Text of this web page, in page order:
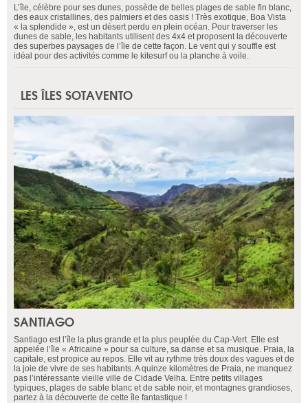
L’île, célèbre pour ses dunes, possède de belles plages de sable fin blanc,
des eaux cristallines, des palmiers et des oasis ! Très exotique, Boa Vista
« la splendide », est un désert perdu en plein océan. Pour traverser les
dunes de sable, les habitants utilisent des 4x4 et proposent la découverte
des superbes paysages de l’île de cette façon. Le vent qui y souffle est
idéal pour des activités comme le kitesurf ou la planche à voile.
LES ÎLES SOTAVENTO
SANTIAGO
Santiago est l’île la plus grande et la plus peuplée du Cap-Vert. Elle est
appelée l’île « Africaine » pour sa culture, sa danse et sa musique. Praia, la
capitale, est propice au repos. Elle vit au rythme très doux des vagues et de
la joie de vivre de ses habitants. A quinze kilomètres de Praia, ne manquez
pas l’intéressante vieille ville de Cidade Velha. Entre petits villages
typiques, plages de sable blanc et de sable noir, et montagnes grandioses,
partez à la découverte de cette île fantastique !